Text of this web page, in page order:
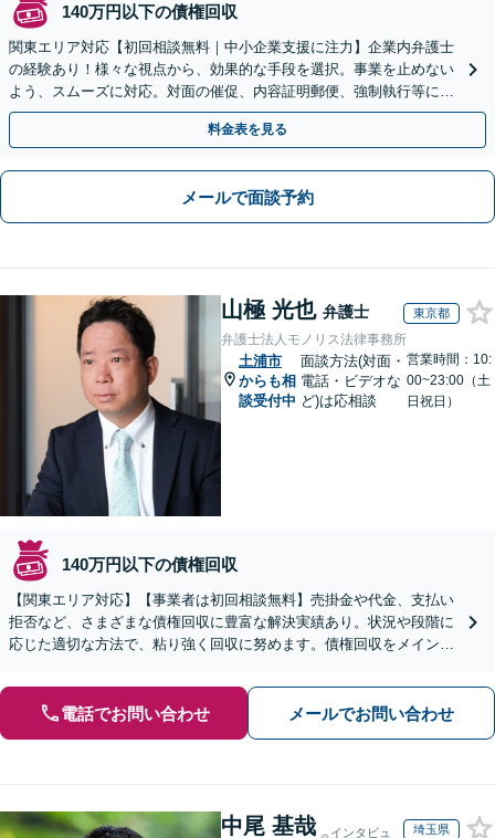
140万円以下の債権回収
関東エリア対応【初回相談無料｜中小企業支援に注力】企業内弁護士
の経験あり！様々な視点から、効果的な手段を選択。事業を止めない
よう、スムーズに対応。対面の催促、内容証明郵便、強制執行等に精
通。お困りの方はすぐにご相談を【オンライン面談◎】
料金表を見る
メールで面談予約
山極 光也 弁護士 東京都
弁護士法人モノリス法律事務所
土浦市
からも相
談受付中
面談方法(対面・
電話・ビデオな
ど)は応相談
営業時間：10:
00~23:00（土
日祝日）
140万円以下の債権回収
【関東エリア対応】【事業者は初回相談無料】売掛金や代金、支払い
拒否など、さまざまな債権回収に豊富な解決実績あり。状況や段階に
応じた適切な方法で、粘り強く回収に努めます。債権回収をメインと
電話でお問い合わせ メールでお問い合わせ
中尾 基哉
インタビュ
埼玉県